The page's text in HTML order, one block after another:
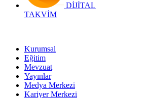
DİJİTAL
TAKVİM
Kurumsal
Eğitim
Mevzuat
Yayınlar
Medya Merkezi
Kariyer Merkezi